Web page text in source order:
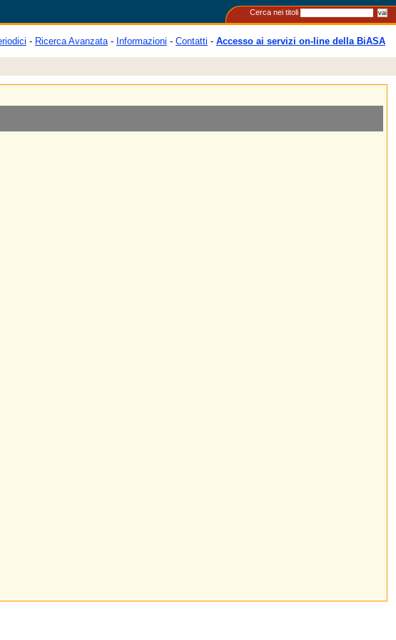
Cerca nei titoli
- Ricerca Avanzata- Informazioni - Contatti - Accesso ai servizi on-line della BiASA